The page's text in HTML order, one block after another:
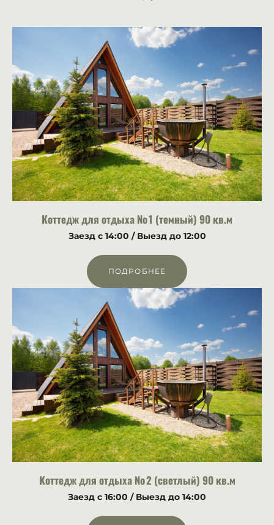
Коттедж для отдыха № 1 (темный) 90 кв.м
Заезд с 14:00 / Выезд до 12:00
ПОДРОБНЕЕ
Коттедж для отдыха № 2 (светлый) 90 кв.м
Заезд с 16:00 / Выезд до 14:00